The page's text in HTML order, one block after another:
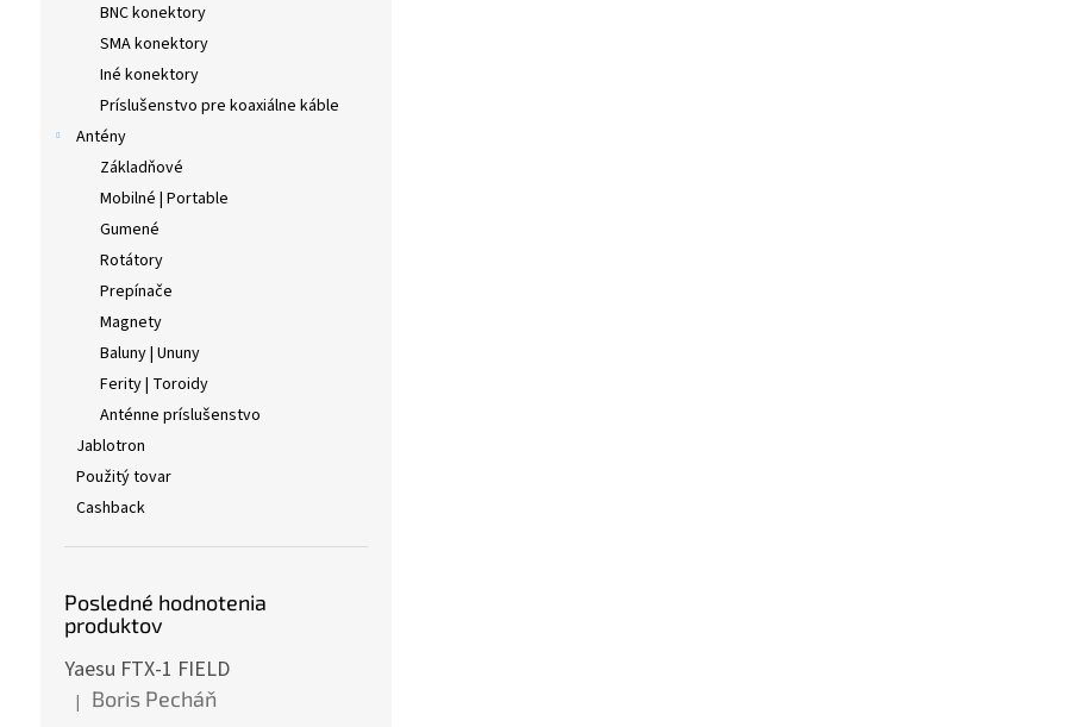
BNC konektory
SMA konektory
Iné konektory
Príslušenstvo pre koaxiálne káble
Antény
Základňové
Mobilné | Portable
Gumené
Rotátory
Prepínače
Magnety
Baluny | Ununy
Ferity | Toroidy
Anténne príslušenstvo
Jablotron
Použitý tovar
Cashback
Posledné hodnotenia
produktov
Yaesu FTX-1 FIELD
Hodnotenie produktu je 5 z 5 hviezdičiek.
| Boris Pecháň